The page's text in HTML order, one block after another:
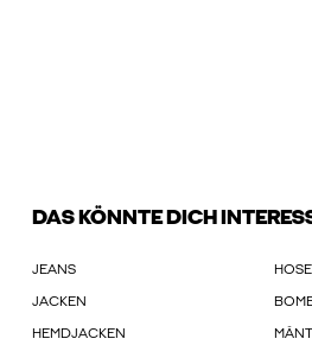
DAS KÖNNTE DICH
JEANS
JACKEN
HEMDJACKEN